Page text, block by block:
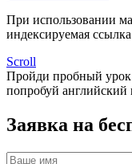
При использовании
индексируемая
Scroll
Пройди пробный
попробуй
Заявка на